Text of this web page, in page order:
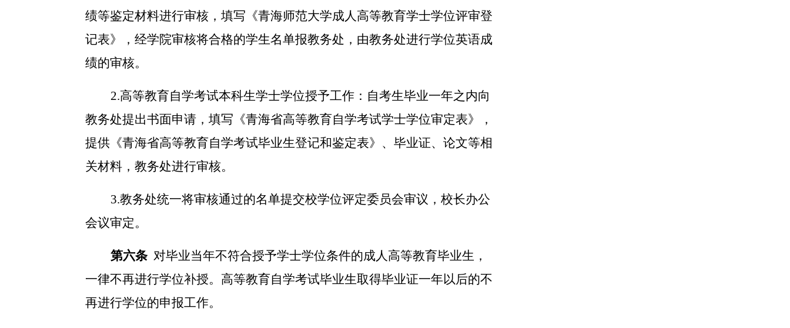
绩等鉴定材料进行审核，填写《青海师范大学成人高等教育学士学位评审登
记表》，经学院审核将合格的学生名单报教务处，由教务处进行学位英语成
绩的审核。
2.高等教育自学考试本科生学士学位授予工作：自考生毕业一年之内向
教务处提出书面申请，填写《青海省高等教育自学考试学士学位审定表》，
提供《青海省高等教育自学考试毕业生登记和鉴定表》、毕业证、论文等相
关材料，教务处进行审核。
3.教务处统一将审核通过的名单提交校学位评定委员会审议，校长办公
会议审定。
第六条 对毕业当年不符合授予学士学位条件的成人高等教育毕业生，
一律不再进行学位补授。高等教育自学考试毕业生取得毕业证一年以后的不
再进行学位的申报工作。